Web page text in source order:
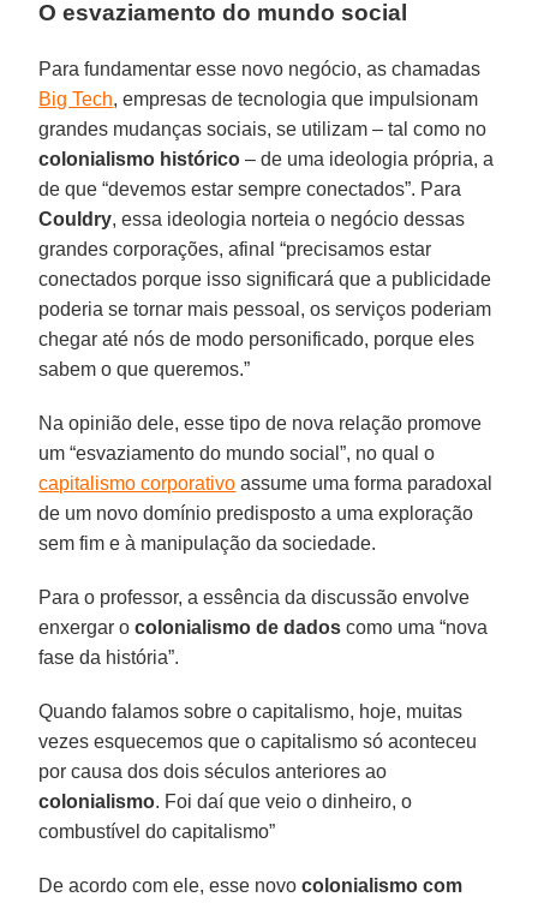
O esvaziamento do mundo social
Para fundamentar esse novo negócio, as chamadas
Big Tech, empresas de tecnologia que impulsionam
grandes mudanças sociais, se utilizam – tal como no
colonialismo histórico – de uma ideologia própria, a
de que “devemos estar sempre conectados”. Para
Couldry, essa ideologia norteia o negócio dessas
grandes corporações, afinal “precisamos estar
conectados porque isso significará que a publicidade
poderia se tornar mais pessoal, os serviços poderiam
chegar até nós de modo personificado, porque eles
sabem o que queremos.”
Na opinião dele, esse tipo de nova relação promove
um “esvaziamento do mundo social”, no qual o
capitalismo corporativo assume uma forma paradoxal
de um novo domínio predisposto a uma exploração
sem fim e à manipulação da sociedade.
Para o professor, a essência da discussão envolve
enxergar ocolonialismo de dados como uma “nova
fase da história”.
Quando falamos sobre o capitalismo, hoje, muitas
vezes esquecemos que o capitalismo só aconteceu
por causa dos dois séculos anteriores ao
colonialismo. Foi daí que veio o dinheiro, o
combustível do capitalismo”
De acordo com ele, esse novocolonialismo com